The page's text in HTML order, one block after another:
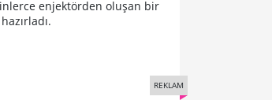
enjektörden oluşan bir
REKLAM